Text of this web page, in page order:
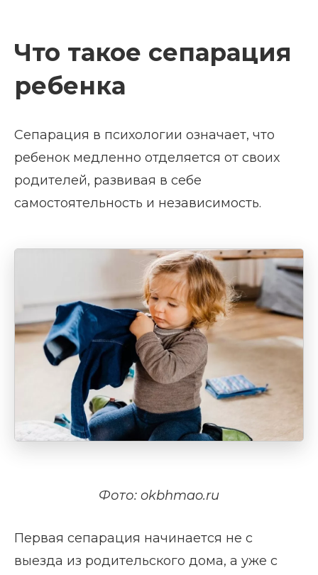
Что такое сепарация
ребенка
Сепарация в психологии означает, что
ребенок медленно отделяется от своих
родителей, развивая в себе
самостоятельность и независимость.
Фото: okbhmao.ru
Первая сепарация начинается не с
выезда из родительского дома, а уже с